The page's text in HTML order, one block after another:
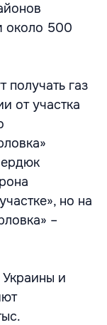
около 500
получать газ
от участка
но на
–
и